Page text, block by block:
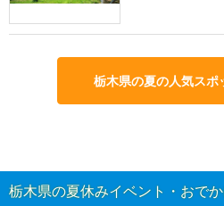
栃木県の夏の人気スポ
栃木県の夏休みイベント・おで